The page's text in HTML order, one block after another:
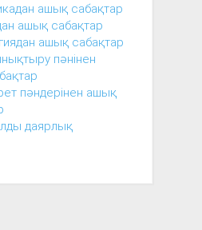
ашық сабақтар
ашық сабақтар
ашық сабақтар
пәнінен
пәндерінен ашық
даярлық